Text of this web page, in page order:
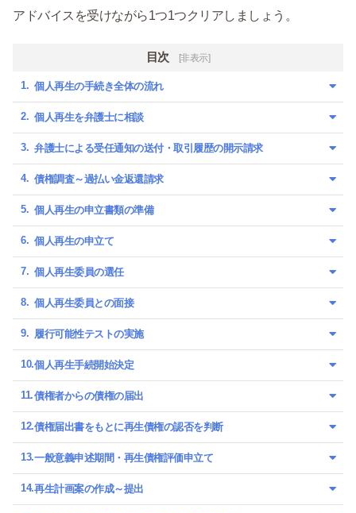
アドバイスを受けながら1つ1つクリアしましょう。
目次 [非表示]
個人再生の手続き全体の流れ
個人再生を弁護士に相談
弁護士による受任通知の送付・取引履歴の開示請求
債権調査～過払い金返還請求
個人再生の申立書類の準備
個人再生の申立て
個人再生委員の選任
個人再生委員との面接
履行可能性テストの実施
個人再生手続開始決定
債権者からの債権の届出
債権届出書をもとに再生債権の認否を判断
一般意義申述期間・再生債権評価申立て
再生計画案の作成～提出